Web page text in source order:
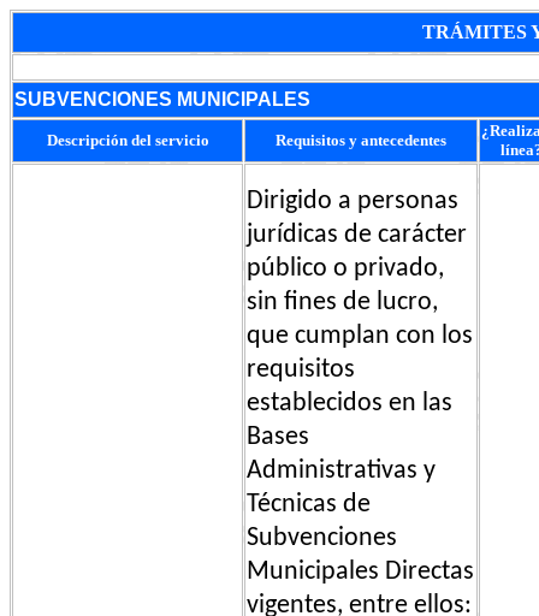
TRÁMITES
SUBVENCIONES MUNICIPALES
Descripción del servicio Requisitos y antecedentes
Dirigido a personas
jurídicas de carácter
público o privado,
sin fines de lucro,
que cumplan con los
requisitos
establecidos en las
Bases
Administrativas y
Técnicas de
Subvenciones
Municipales Directas
vigentes, entre ellos: